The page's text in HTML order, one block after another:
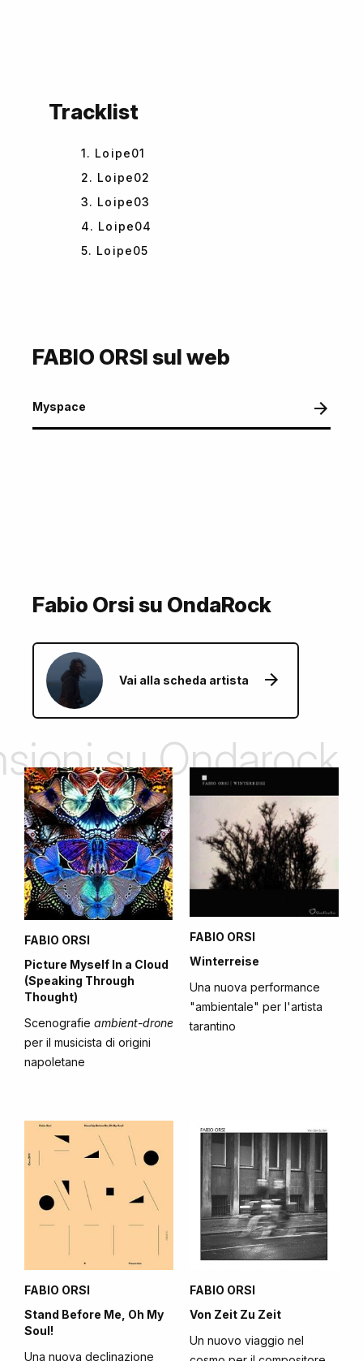
Tracklist
1. Loipe01
2. Loipe02
3. Loipe03
4. Loipe04
5. Loipe05
FABIO ORSI sul web
Myspace
Fabio Orsi su OndaRock
Vai alla scheda artista
su Ondarock
FABIO ORSI
Picture Myself In a Cloud
(Speaking Through
Thought)
Scenografie ambient-drone
per il musicista di origini
napoletane
FABIO ORSI
Winterreise
Una nuova performance
"ambientale" per l'artista
tarantino
FABIO ORSI
Stand Before Me, Oh My
Soul!
Una nuova declinazione
FABIO ORSI
Von Zeit Zu Zeit
Un nuovo viaggio nel